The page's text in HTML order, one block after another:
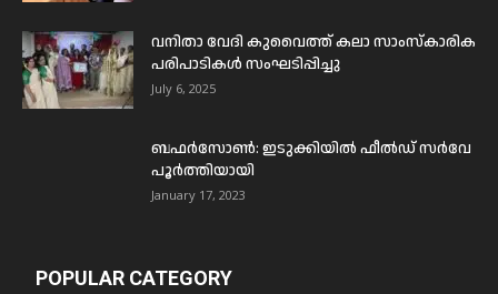
വനിതാ വേദി കുവൈത്ത് കലാ സാംസ്കാരിക
പരിപാടികൾ സംഘടിപ്പിച്ചു
July 6, 2025
ബഫര്‍സോണ്‍: ഇടുക്കിയില്‍ ഫീല്‍ഡ് സര്‍വേ
പൂര്‍ത്തിയായി
January 17, 2023
POPULAR CATEGORY